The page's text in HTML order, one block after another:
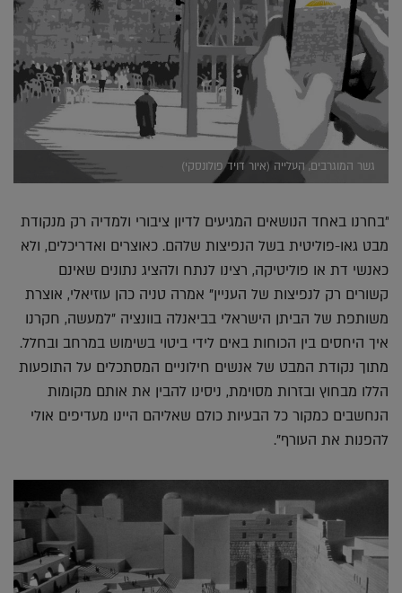
גשר המוגרבים, העלייה (איור דויד פולונסקי)
"בחרנו באחד הנושאים המגיעים לדיון ציבורי ולמדיה רק מנקודת
מבט גאו-פוליטית בשל הנפיצות שלהם. כאוצרים ואדריכלים, ולא
כאנשי דת או פוליטיקה, רצינו לנתח ולהציג נתונים שאינם
קשורים רק לנפיצות של העניין" אמרה טניה כהן עוזיאלי, אוצרת
משותפת של הביתן הישראלי בביאנלה בוונציה "למעשה, חקרנו
איך היחסים בין הכוחות באים לידי ביטוי בשימוש במרחב ובחלל.
מתוך נקודת המבט של אנשים חילוניים המסתכלים על התופעות
הללו מבחוץ ובזרות מסוימת, ניסינו להבין את אותם מקומות
הנחשבים כמקור כל הבעיות כולם שאליהם היינו מעדיפים אולי
להפנות את העורף".